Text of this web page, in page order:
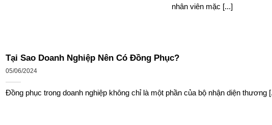
nhân viên mặc [...]
Tại Sao Doanh Nghiệp Nên Có Đồng Phục?
05/06/2024
Đồng phục trong doanh nghiệp không chỉ là một phần của bộ nhận diện thương